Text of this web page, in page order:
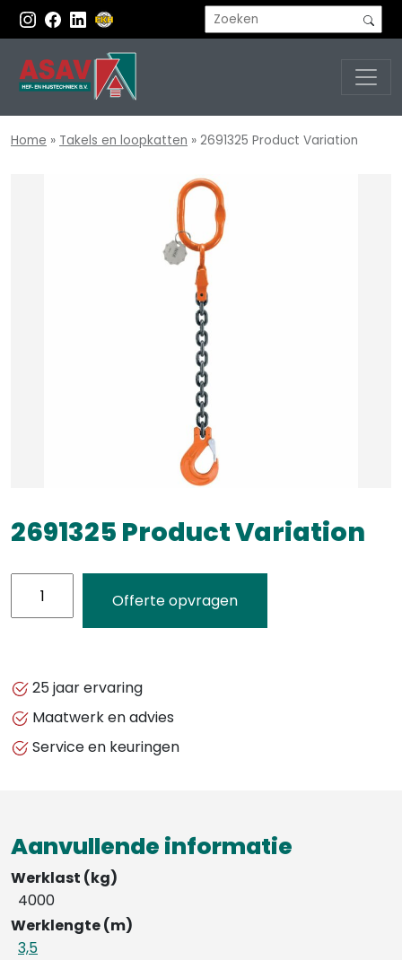
Home » Takels en loopkatten » 2691325 Product Variation
2691325 Product Variation
Offerte opvragen
25 jaar ervaring
Maatwerk en advies
Service en keuringen
Aanvullende informatie
Werklast (kg)
4000
Werklengte (m)
3,5